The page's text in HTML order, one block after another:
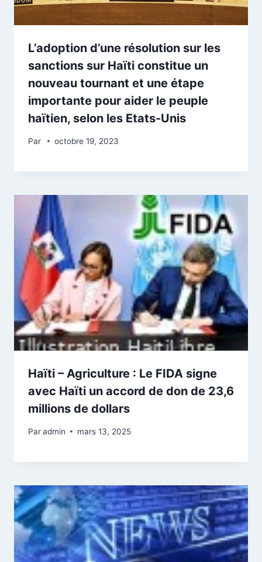
L’adoption d’une résolution sur les
sanctions sur Haïti constitue un
nouveau tournant et une étape
importante pour aider le peuple
haïtien, selon les Etats-Unis
Par octobre 19, 2023
Haïti – Agriculture : Le FIDA signe
avec Haïti un accord de don de 23,6
millions de dollars
Paradmin mars 13, 2025